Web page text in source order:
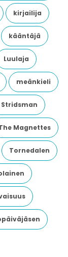
kirjailija
kääntäjä
Luulaja
meänkieli
Stridsman
Magnettes
Tornedalen